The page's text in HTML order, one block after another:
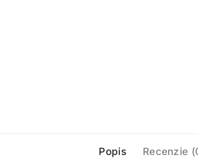
Popis Recenzie
Získajte 200 bodov za registráciu
Navyše za každé 1 € nákupu získate 1 bod do